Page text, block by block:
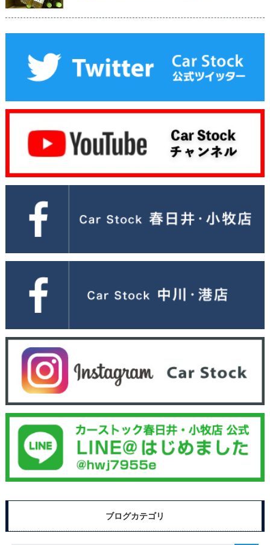
ブログカテゴリ